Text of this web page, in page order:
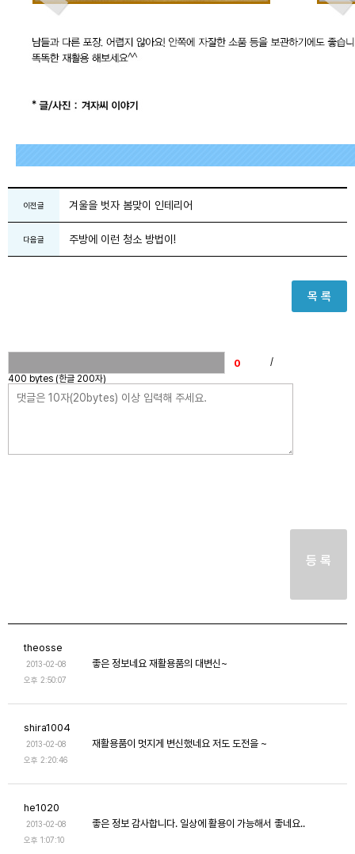
이전글 겨울을 벗자 봄맞이 인테리어
다음글 주방에 이런 청소 방법이!
목 록
/
400 bytes (한글 200자)
등 록
theosse
2013-02-08
오후 2:50:07
좋은 정보네요 재활용품의 대변신~
shira1004
2013-02-08
오후 2:20:46
재활용품이 멋지게 변신했네요 저도 도전을 ~
he1020
2013-02-08
오후 1:07:10
좋은 정보 감사합니다. 일상에 활용이 가능해서 좋네요..